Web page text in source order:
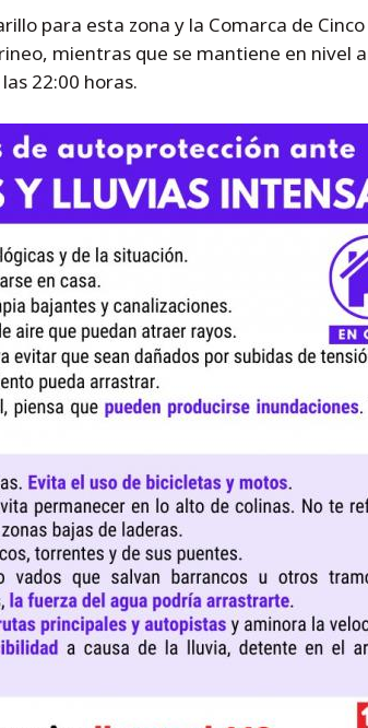
para esta zona y la Comarca de Cinco
mientras que se mantiene en nivel
22:00 horas.